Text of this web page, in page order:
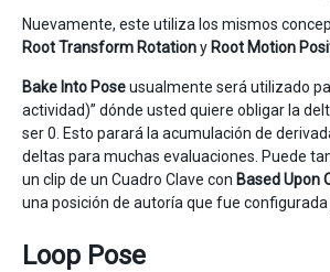
Nuevamente, este utiliza los mismos
Root Transform Rotationy Root Motion
Bake Into Poseusualmente será utilizado
actividad)” dónde usted quiere obligar la
ser 0. Esto parará la acumulación de
deltas para muchas evaluaciones. Puede
un clip de un Cuadro Clave con Based Upon
una posición de autoría que fue configurada
Loop Pose